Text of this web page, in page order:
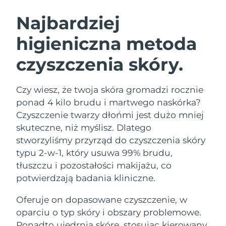
Najbardziej
higieniczna metoda
czyszczenia skóry.
Czy wiesz, że twoja skóra gromadzi rocznie
ponad 4 kilo brudu i martwego naskórka?
Czyszczenie twarzy dłońmi jest dużo mniej
skuteczne, niż myślisz. Dlatego
stworzyliśmy przyrząd do czyszczenia skóry
typu 2-w-1, który usuwa 99% brudu,
tłuszczu i pozostałości makijażu, co
potwierdzają badania kliniczne.
Oferuje on dopasowane czyszczenie, w
oparciu o typ skóry i obszary problemowe.
URODY
Oczyszczanie twarzy
LUNA™ 4 zestaw
Anti-aging massage
LUNA™ 4 Plus
Massage, LED heating
For men, anti-aging massage
Lifting twarzy
BEAR™ 2 zestaw
Microcurrent toning
BEAR™ 2 go
Microcurrent toning on-the-go
Microcurrent line smoothing device
Nawilżenie
UFO™ 3 zestaw
Deep facial hydration
UFO™ 3 LED
Near-infrared and red light therapy
device
Pielęgnacja jamy
ustnej
issa™ 4
Hybrid silicone sonic toothbrush
issa™ 4 plus
Smart hybrid silicone sonic toothbrush
FAQ™ ZABIEG ANTI-AGING
Anti-aging Zabiegi LED
Australia
Oczekiwany czas dostawy
11/08/2026
Austria
Oczekiwany czas dostawy
08/08/2026
Bahrajn
Oczekiwany czas dostawy
09/08/2026
Belgia
Oczekiwany czas dostawy
08/08/2026
Bermudy
Oczekiwany czas dostawy
Hercegowina
11/08/2026
Oczekiwany czas dostawy